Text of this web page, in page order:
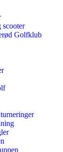
scooter
Golfklub